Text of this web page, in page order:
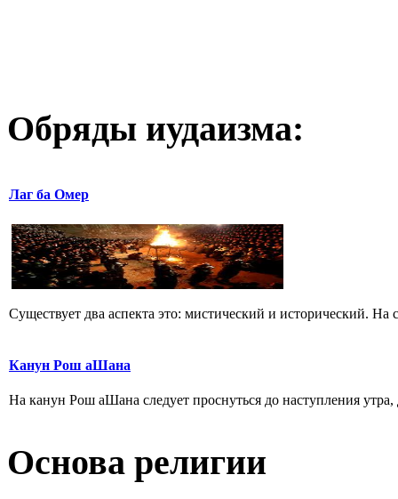
Обряды иудаизма:
Лаг ба Омер
Существует два аспекта это: мистический и исторический. На
Канун Рош аШана
На канун Рош аШана следует проснуться до наступления
Основа религии